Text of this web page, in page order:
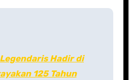
Hadir di
125 Tahun